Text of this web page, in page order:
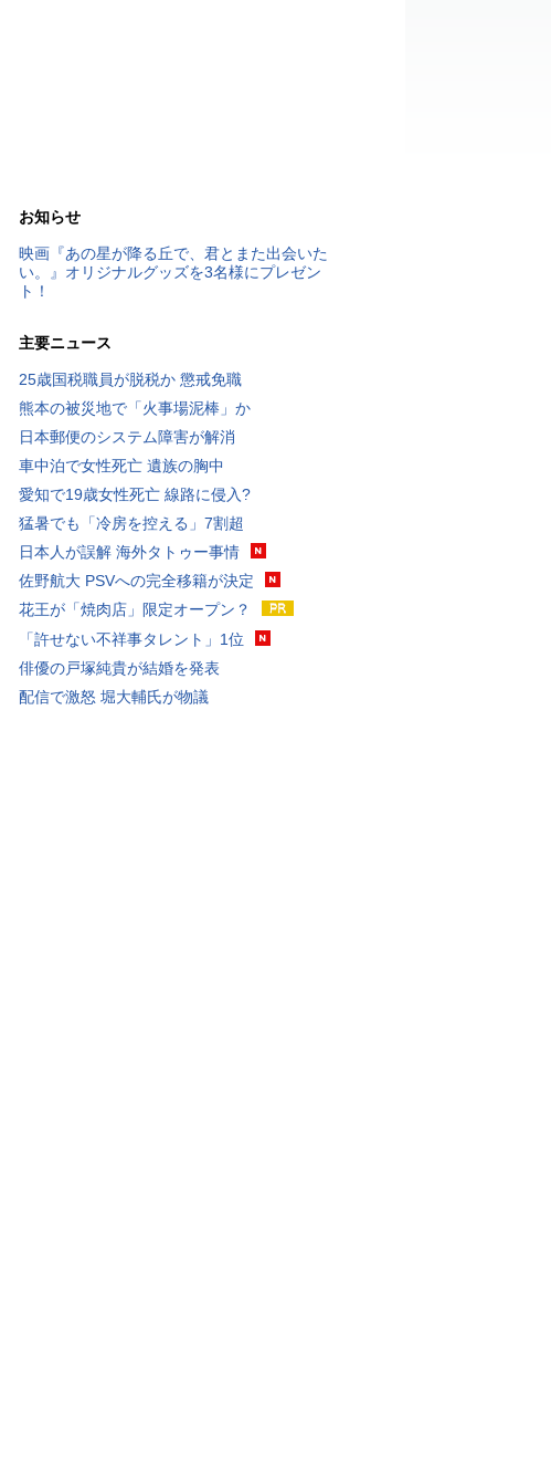
お知らせ
映画『あの星が降る丘で、君とまた出会いた
い。』オリジナルグッズを3名様にプレゼン
ト！
主要ニュース
25歳国税職員が脱税か 懲戒免職
熊本の被災地で「火事場泥棒」か
日本郵便のシステム障害が解消
車中泊で女性死亡 遺族の胸中
愛知で19歳女性死亡 線路に侵入?
猛暑でも「冷房を控える」7割超
日本人が誤解 海外タトゥー事情
佐野航大 PSVへの完全移籍が決定
花王が「焼肉店」限定オープン？
「許せない不祥事タレント」1位
俳優の戸塚純貴が結婚を発表
配信で激怒 堀大輔氏が物議